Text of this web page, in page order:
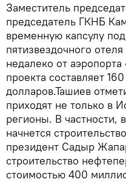
Заместитель
председатель ГКНБ
временную капсулу
пятизвездочного
недалеко от
проекта составляет
долларов.Ташиев
приходят не только в
регионы. В частности,
начнется
президент Садыр
строительство
стоимостью 400